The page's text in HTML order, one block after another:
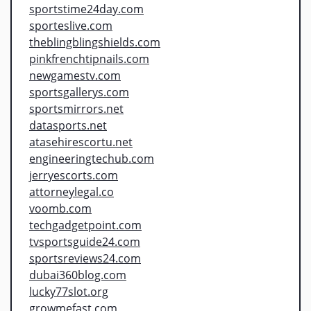
sportstime24day.com
sporteslive.com
theblingblingshields.com
pinkfrenchtipnails.com
newgamestv.com
sportsgallerys.com
sportsmirrors.net
datasports.net
atasehirescortu.net
engineeringtechub.com
jerryescorts.com
attorneylegal.co
voomb.com
techgadgetpoint.com
tvsportsguide24.com
sportsreviews24.com
dubai360blog.com
lucky77slot.org